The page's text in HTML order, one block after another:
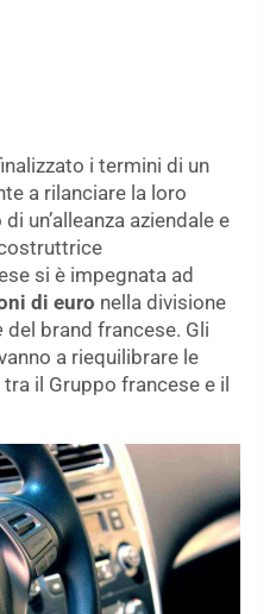
i termini di un
a rilanciare la loro
un’alleanza aziendale e
si è impegnata ad
di euro nella divisione
del brand francese. Gli
a riequilibrare le
il Gruppo francese e il